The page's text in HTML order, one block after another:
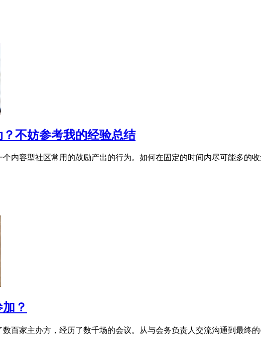
不妨参考我的经验总结
内容型社区常用的鼓励产出的行为。如何在固定的时间内尽可能多的
？
百家主办方，经历了数千场的会议。从与会务负责人交流沟通到最终